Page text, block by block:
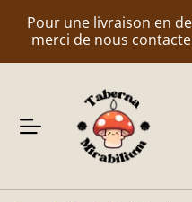
Pour une livraison en
merci de nous